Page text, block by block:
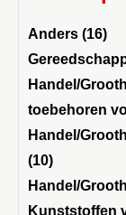
Anders (16)
Handel/
toebehoren
Handel/
(10)
Handel/
Kunststoffen